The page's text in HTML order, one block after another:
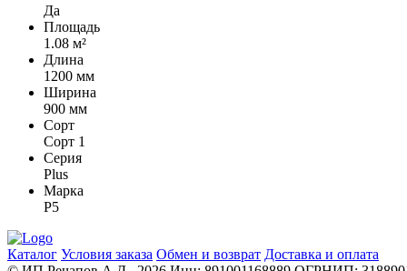
Да
Площадь
1.08 м²
Длина
1200 мм
Ширина
900 мм
Сорт
Сорт 1
Серия
Plus
Марка
Р5
Каталог Условия заказа Обмен и возврат Доставка и оплата